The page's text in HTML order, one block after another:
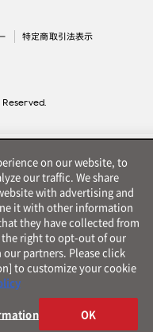
特定商取引法表示
on our website, to
our traffic. We share
with advertising and
it with other information
they have collected from
the right to opt-out of our
partners. Please click
to customize your cookie
OK